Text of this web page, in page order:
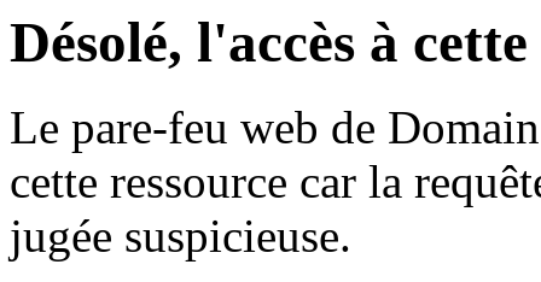
Désolé, l'accès à
Le pare-feu web de
cette ressource car la
jugée suspicieuse.